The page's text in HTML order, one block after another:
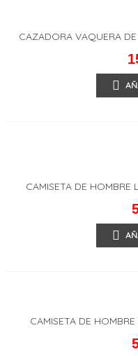
CAZADORA VAQUERA
CAMISETA DE HOMBRE
CAMISETA DE